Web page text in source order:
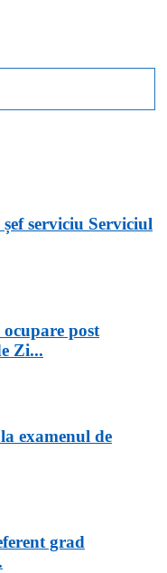
serviciu Serviciul
ocupare post
Zi...
examenul de
grad